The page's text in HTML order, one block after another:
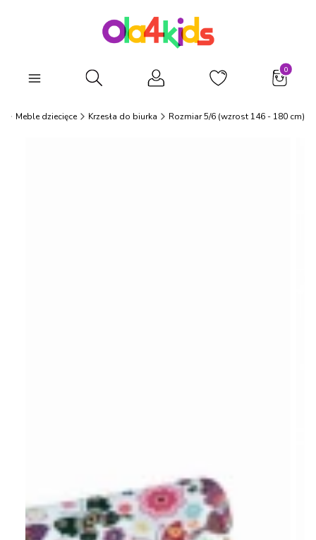
Otwórz wyszukiwarkę
Meble dziecięce Krzesła do biurka Rozmiar 5/6 (wzrost 146 - 180 cm)